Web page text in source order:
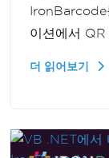
IronBarcode
이션에서 QR
더 읽어보기